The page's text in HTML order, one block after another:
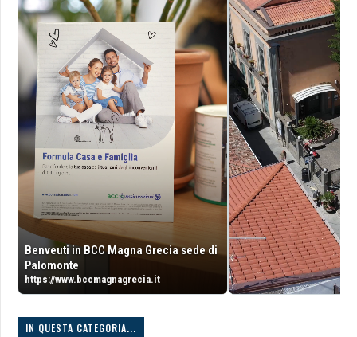
Benveuti in BCC Magna Grecia sede di
Palomonte
https://www.bccmagnagrecia.it
IN QUESTA CATEGORIA...